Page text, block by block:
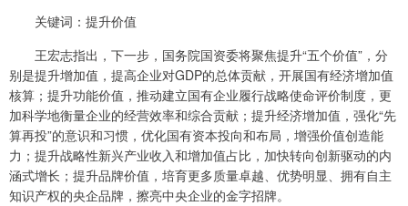
关键词：提升价值
王宏志指出，下一步，国务院国资委将聚焦提升“五个价值”，分
别是提升增加值，提高企业对GDP的总体贡献，开展国有经济增加值
核算；提升功能价值，推动建立国有企业履行战略使命评价制度，更
加科学地衡量企业的经营效率和综合贡献；提升经济增加值，强化“先
算再投”的意识和习惯，优化国有资本投向和布局，增强价值创造能
力；提升战略性新兴产业收入和增加值占比，加快转向创新驱动的内
涵式增长；提升品牌价值，培育更多质量卓越、优势明显、拥有自主
知识产权的央企品牌，擦亮中央企业的金字招牌。